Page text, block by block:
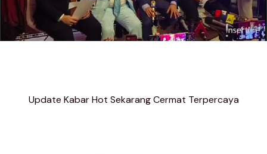
Update Kabar Hot Sekarang Cermat Terpercaya